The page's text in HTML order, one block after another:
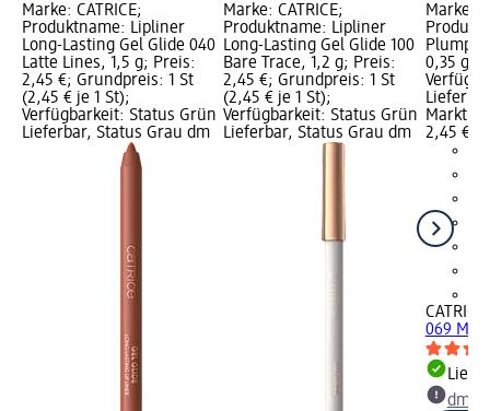
Marke: CATRICE;
Produktname: Lipliner
Long-Lasting Gel Glide 040
Latte Lines, 1,5 g; Preis:
2,45 €; Grundpreis: 1 St
(2,45 € je 1 St);
Verfügbarkeit: Status Grün
Lieferbar, Status Grau dm
Marke: CATRICE;
Produktname: Lipliner
Long-Lasting Gel Glide 100
Bare Trace, 1,2 g; Preis:
2,45 €; Grundpreis: 1 St
(2,45 € je 1 St);
Verfügbarkeit: Status Grün
Lieferbar, Status Grau dm
Marke:
0,35 g;
Markt
2,45 €
CATRICE
069
dm